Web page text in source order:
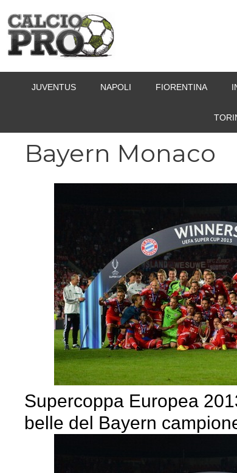
contenuto
JUVENTUS NAPOLI FIORENTINA
Bayern Monaco
Supercoppa Europea
belle del Bayern